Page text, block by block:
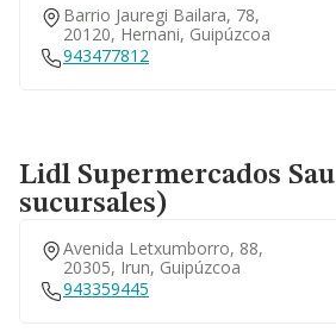
Barrio Jauregi Bailara, 78,
20120, Hernani, Guipúzcoa
943477812
Lidl Supermercados Sau
sucursales)
Avenida Letxumborro, 88,
20305, Irun, Guipúzcoa
943359445